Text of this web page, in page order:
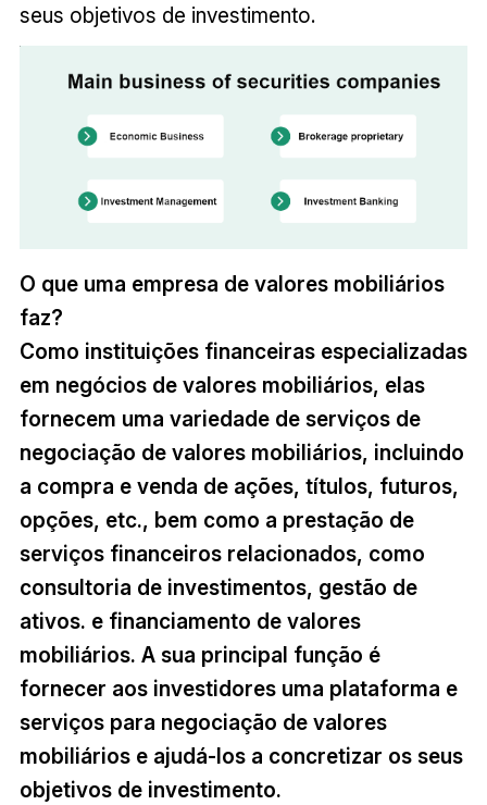
seus objetivos de investimento.
O que uma empresa de valores mobiliários
faz?
Como instituições financeiras especializadas
em negócios de valores mobiliários, elas
fornecem uma variedade de serviços de
negociação de valores mobiliários, incluindo
a compra e venda de ações, títulos, futuros,
opções, etc., bem como a prestação de
serviços financeiros relacionados, como
consultoria de investimentos, gestão de
ativos. e financiamento de valores
mobiliários. A sua principal função é
fornecer aos investidores uma plataforma e
serviços para negociação de valores
mobiliários e ajudá-los a concretizar os seus
objetivos de investimento.